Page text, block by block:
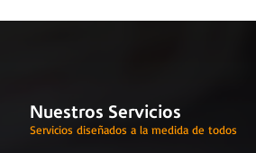
Nuestros Servicios
Servicios diseñados a la medida de todos